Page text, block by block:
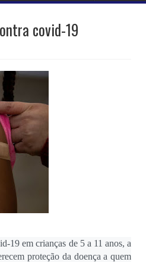
covid-19
19 em crianças de 5 a 11 anos, a
proteção da doença a quem